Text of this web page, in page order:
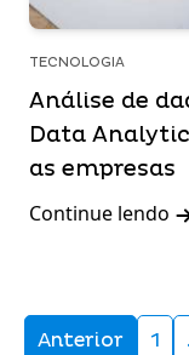
TECNOLOGIA
Análise de
Data
as empresas
Continue lendo
Anterior 1